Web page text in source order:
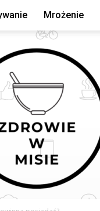
Mrożenie